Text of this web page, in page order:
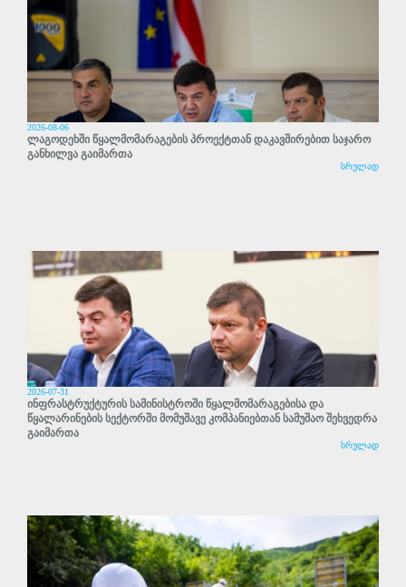
2026-08-06
ლაგოდეხში წყალმომარაგების პროექტთან დაკავშირებით საჯარო
განხილვა გაიმართა
სრულად
2026-07-31
ინფრასტრუქტურის სამინისტროში წყალმომარაგებისა და
წყალარინების სექტორში მომუშავე კომპანიებთან სამუშაო შეხვედრა
გაიმართა
სრულად